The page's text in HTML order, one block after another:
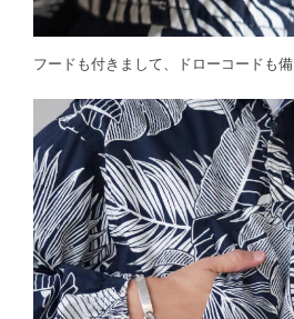
フードも付きまして、ドローコードも備